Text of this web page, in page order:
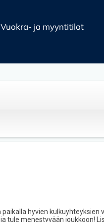
Vuokra- ja myyntitilat